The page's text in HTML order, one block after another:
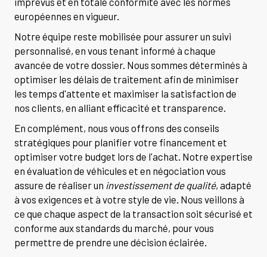
européennes en vigueur.
Notre équipe reste mobilisée pour assurer un suivi
personnalisé, en vous tenant informé à chaque
avancée de votre dossier. Nous sommes déterminés à
optimiser les délais de traitement afin de minimiser
les temps d'attente et maximiser la satisfaction de
nos clients, en alliant efficacité et transparence.
En complément, nous vous offrons des conseils
stratégiques pour planifier votre financement et
optimiser votre budget lors de l'achat. Notre expertise
en évaluation de véhicules et en négociation vous
assure de réaliser un investissement de qualité, adapté
à vos exigences et à votre style de vie. Nous veillons à
ce que chaque aspect de la transaction soit sécurisé et
conforme aux standards du marché, pour vous
permettre de prendre une décision éclairée.